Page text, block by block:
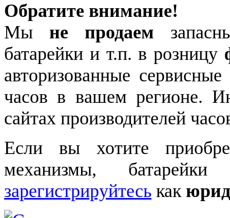
Обратите внимание!
Мы не продаем
батарейки и т.п. в розницу
авторизованные
часов в вашем регионе.
сайтах производителей
Если вы хотите
механизмы,
зарегистрируйтесь как